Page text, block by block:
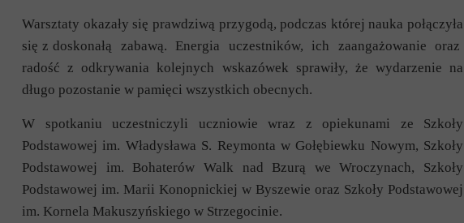
Warsztaty okazały się prawdziwą przygodą, podczas której nauka połączyła
się z doskonałą zabawą. Energia uczestników, ich zaangażowanie oraz
radość z odkrywania kolejnych wskazówek sprawiły, że wydarzenie na
długo pozostanie w pamięci wszystkich obecnych.
W spotkaniu uczestniczyli uczniowie wraz z opiekunami ze Szkoły
Podstawowej im. Władysława S. Reymonta w Gołębiewku Nowym, Szkoły
Podstawowej im. Bohaterów Walk nad Bzurą we Wroczynach, Szkoły
Podstawowej im. Marii Konopnickiej w Byszewie oraz Szkoły Podstawowej
im. Kornela Makuszyńskiego w Strzegocinie.